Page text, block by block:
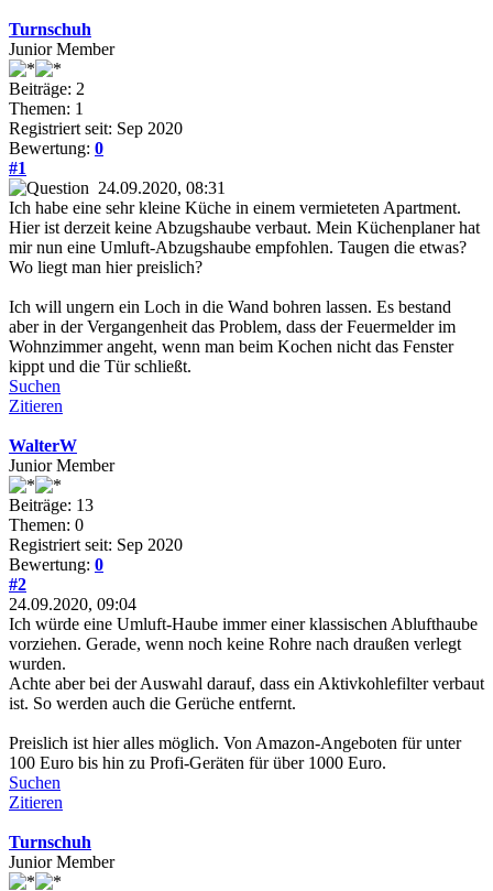
Turnschuh
Junior Member
Beiträge: 2
Themen: 1
Registriert seit: Sep 2020
Bewertung: 0
#1
24.09.2020, 08:31
Ich habe eine sehr kleine Küche in einem vermieteten Apartment.
Hier ist derzeit keine Abzugshaube verbaut. Mein Küchenplaner hat
mir nun eine Umluft-Abzugshaube empfohlen. Taugen die etwas?
Wo liegt man hier preislich?
Ich will ungern ein Loch in die Wand bohren lassen. Es bestand
aber in der Vergangenheit das Problem, dass der Feuermelder im
Wohnzimmer angeht, wenn man beim Kochen nicht das Fenster
kippt und die Tür schließt.
Suchen
Zitieren
WalterW
Junior Member
Beiträge: 13
Themen: 0
Registriert seit: Sep 2020
Bewertung: 0
#2
24.09.2020, 09:04
Ich würde eine Umluft-Haube immer einer klassischen Ablufthaube
vorziehen. Gerade, wenn noch keine Rohre nach draußen verlegt
wurden.
Achte aber bei der Auswahl darauf, dass ein Aktivkohlefilter verbaut
ist. So werden auch die Gerüche entfernt.
Preislich ist hier alles möglich. Von Amazon-Angeboten für unter
100 Euro bis hin zu Profi-Geräten für über 1000 Euro.
Suchen
Zitieren
Turnschuh
Junior Member